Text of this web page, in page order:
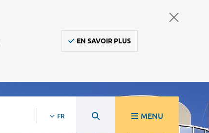
EN SAVOIR PLUS
FR MENU